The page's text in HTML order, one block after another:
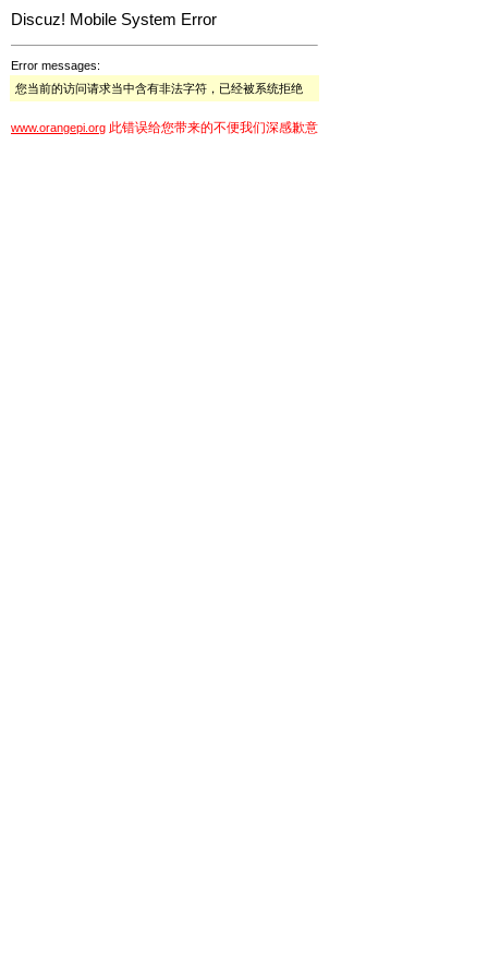
Discuz! Mobile System Error
Error messages:
您当前的访问请求当中含有非法字符，已经被系统拒绝
www.orangepi.org 此错误给您带来的不便我们深感歉意